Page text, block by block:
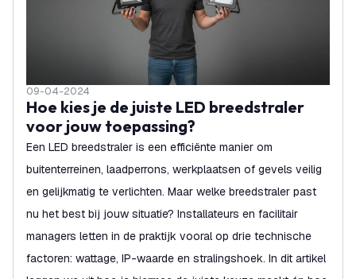
09-04-2024
Hoe kies je de juiste LED breedstraler
voor jouw toepassing?
Een LED breedstraler is een efficiënte manier om
buitenterreinen, laadperrons, werkplaatsen of gevels veilig
en gelijkmatig te verlichten. Maar welke breedstraler past
nu het best bij jouw situatie? Installateurs en facilitair
managers letten in de praktijk vooral op drie technische
factoren: wattage, IP-waarde en stralingshoek. In dit artikel